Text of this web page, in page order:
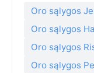
Oro sąlygos
Oro sąlygos
Oro sąlygos
Oro sąlygos